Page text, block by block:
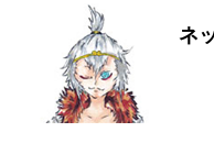
ネ